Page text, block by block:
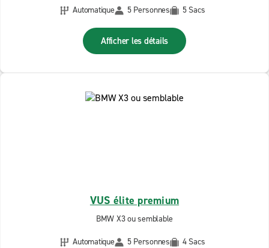
Automatique
5 Personnes 5 Sacs
Afficher les détails
VUS élite premium
BMW X3 ou semblable
Automatique
5 Personnes 4 Sacs